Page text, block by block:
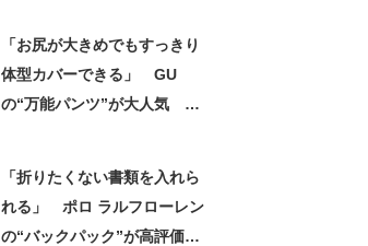
「お尻が大きめでもすっきり
体型カバーできる」 GU
の“万能パンツ”が大人気
「折りたくない書類を入れら
れる」 ポロ ラルフローレン
の“バックパック”が高評価